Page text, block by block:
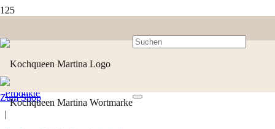
Zum Shop
Produkte
|